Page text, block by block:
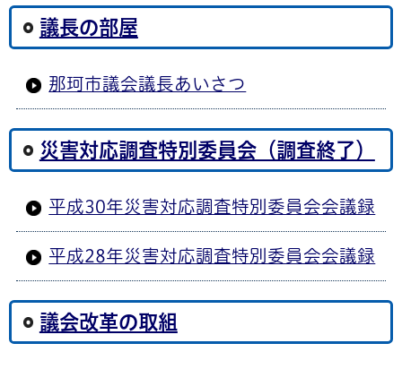
議長の部屋
那珂市議会議長あいさつ
災害対応調査特別委員会（調査終了）
平成30年災害対応調査特別委員会会議録
平成28年災害対応調査特別委員会会議録
議会改革の取組